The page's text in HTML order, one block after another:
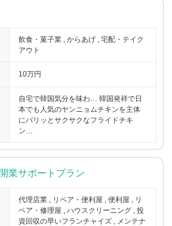
飲食・菓子業 , からあげ , 宅配・テイク
アウト
10万円
自宅で韓国気分を味わ… 韓国発祥で日
本でも人気のヤンニョムチキンを主体
にパリッとサクサクなフライドチキ
ン…
業サポートプラン
代理店業 , リペア・便利屋 , 便利屋 , リ
ペア・修理屋 , ハウスクリーニング , 投
資回収の早いフランチャイズ , メンテナ